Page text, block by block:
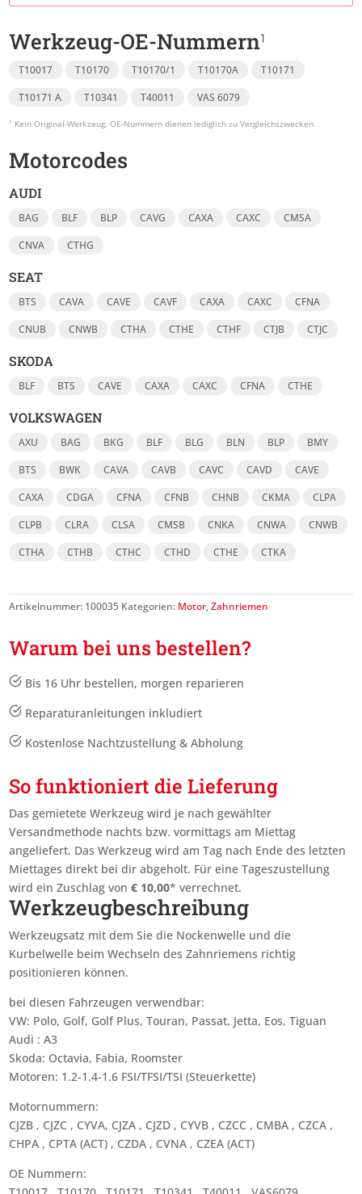
Werkzeug-OE-Nummern
T10017 T10170 T10170/1 T10170A
T10171
T10171 A
T10341 T40011 VAS 6079
Motorcodes
AUDI
BAG BLF BLP CAVG CAXA CAXC
CMSA
CNVA
CTHG
SEAT
BTS CAVA CAVE CAVF CAXA CAXC
CFNA
CNUB
CNWB CTHA CTHE CTHF CTJB CTJC
SKODA
BLF BTS CAVE CAXA CAXC CFNA CTHE
VOLKSWAGEN
AXU BAG BKG BLF BLG BLN BLP
BMY
BTS
BWK CAVA CAVB CAVC CAVD
CAVE
CAXA
CDGA CFNA CFNB CHNB CKMA
CLPA
CLPB
CLRA CLSA CMSB CNKA CNWA
CNWB
CTHA
CTHB CTHC CTHD CTHE CTKA
Artikelnummer: 100035 Kategorien: Motor,Zahnriemen
Warum bei uns bestellen?
Bis 16 Uhr bestellen, morgen reparieren
Reparaturanleitungen inkludiert
Kostenlose Nachtzustellung & Abholung
So funktioniert die Lieferung
Das gemietete Werkzeug wird je nach gewählter
Versandmethode nachts bzw. vormittags am Miettag
angeliefert. Das Werkzeug wird am Tag nach Ende des letzten
Miettagesdirekt bei dir abgeholt. Für eine Tageszustellung
wird ein Zuschlag von€ 10,00* verrechnet.
Werkzeugbeschreibung
Werkzeugsatz mit dem Sie die Nockenwelle und die
Kurbelwelle beim Wechseln des Zahnriemens richtig
positionieren können.
bei diesen Fahrzeugen verwendbar:
VW: Polo, Golf, Golf Plus, Touran, Passat, Jetta, Eos, Tiguan
Audi : A3
Skoda: Octavia, Fabia, Roomster
Motoren: 1.2-1.4-1.6 FSI/TFSI/TSI (Steuerkette)
Motornummern:
CJZB , CJZC , CYVA, CJZA , CJZD , CYVB , CZCC , CMBA , CZCA ,
CHPA , CPTA (ACT) , CZDA , CVNA , CZEA (ACT)
OE Nummern: